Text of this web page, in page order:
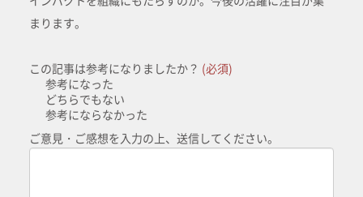
まります。
この記事は参考になりましたか？ (必須)
参考になった
どちらでもない
参考にならなかった
ご意見・ご感想を入力の上、送信してください。